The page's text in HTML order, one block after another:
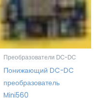
Преобразователи DC-DC
Понижающий DC-DC
преобразователь
Mini560